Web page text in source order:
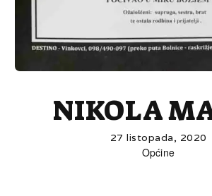
NIKOLA
27 listopada, 2020
Općine